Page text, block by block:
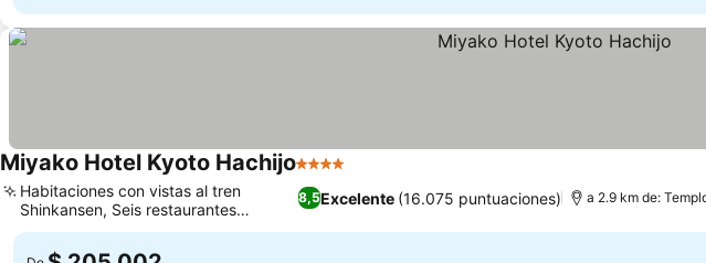
Miyako Hotel Kyoto Hachijo4 Estrellas
8,5Excelente (16.075 puntuaciones)
Habitaciones con vistas al tren
Shinkansen, Seis restaurantes
diferentes en el hotel
a 2.9 km de: